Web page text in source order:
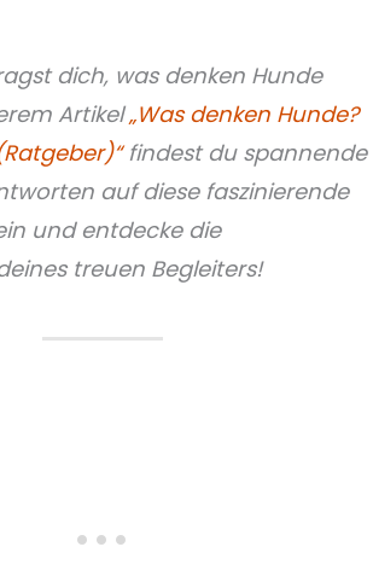
dich, was denken Hunde
Artikel„Was denken Hunde?
findest du spannende
auf diese faszinierende
und entdecke die
treuen Begleiters!